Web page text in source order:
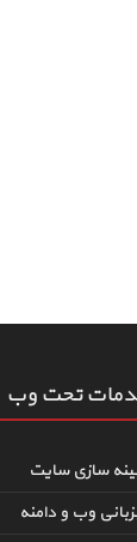
تحت وب
سازی سایت
وب و دامنه